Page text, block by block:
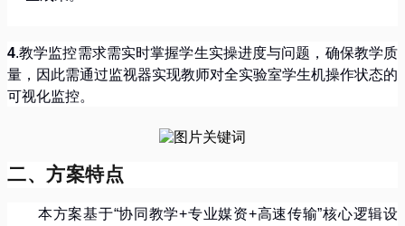
4.教学监控需求需实时掌握学生实操进度与问题，确保教学质
量，因此需通过监视器实现教师对全实验室学生机操作状态的
可视化监控。
二、方案特点
本方案基于“协同教学+专业媒资+高速传输”核心逻辑设